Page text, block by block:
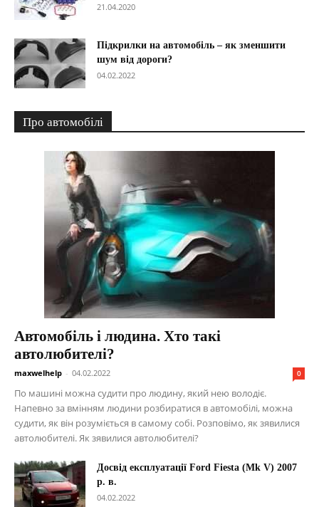
21.04.2020
Підкрилки на автомобіль – як зменшити
шум від дороги?
04.02.2022
Про автомобілі
Автомобіль і людина. Хто такі
автолюбителі?
maxwelhelp - 04.02.2022 0
По машині можна судити про людину, який нею володіє.
Напевно за вмінням людини розбиратися в автомобілі, можна
судити, як він розуміється в самому собі. Розповімо, як зявилися
автолюбителі. Як зявилися автолюбителі?
Досвід експлуатації Ford Fiesta (Mk V) 2007
р. в.
04.02.2022